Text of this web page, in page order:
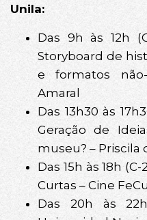
Unila:
Das 9h às 12h
Storyboard de
e formatos
Amaral
Das 13h30 às
Geração de
museu? – Priscila
Das 15h às 18h
Curtas – Cine
Das 20h às